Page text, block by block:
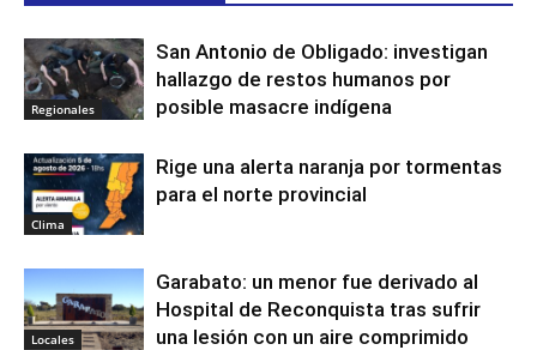
Regionales
San Antonio de Obligado: investigan
hallazgo de restos humanos por
posible masacre indígena
Clima
Rige una alerta naranja por tormentas
para el norte provincial
Locales
Garabato: un menor fue derivado al
Hospital de Reconquista tras sufrir
una lesión con un aire comprimido